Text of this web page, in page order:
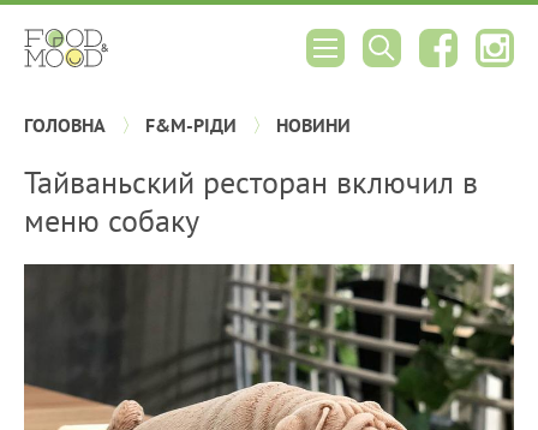
ГОЛОВНА F&M-РІДИ НОВИНИ
Тайваньский ресторан включил в
меню собаку